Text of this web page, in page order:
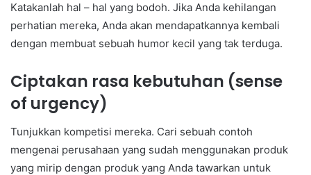
Katakanlah hal – hal yang bodoh. Jika Anda kehilangan
perhatian mereka, Anda akan mendapatkannya kembali
dengan membuat sebuah humor kecil yang tak terduga.
Ciptakan rasa kebutuhan (sense
of urgency)
Tunjukkan kompetisi mereka. Cari sebuah contoh
mengenai perusahaan yang sudah menggunakan produk
yang mirip dengan produk yang Anda tawarkan untuk